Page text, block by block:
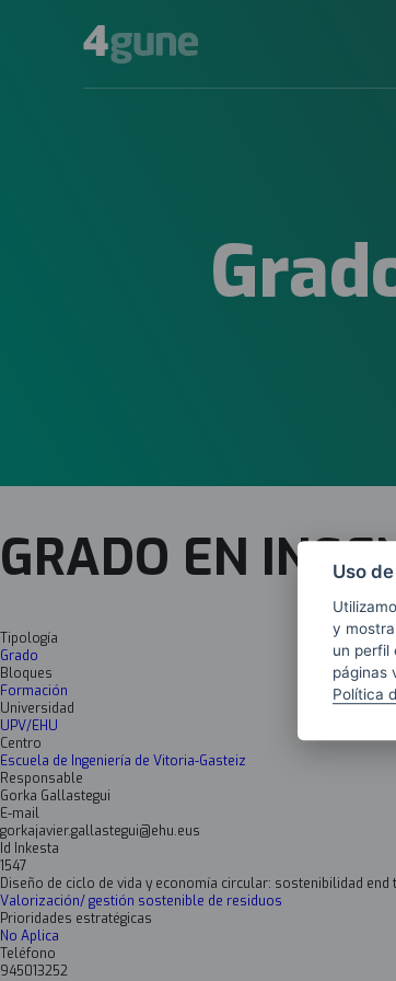
GRADO EN
Tipología
Grado
Bloques
Formación
Universidad
UPV/EHU
Centro
Escuela de Ingeniería de Vitoria-Gasteiz
Responsable
Gorka Gallastegui
E-mail
gorkajavier.gallastegui@ehu.eus
Id Inkesta
1547
Diseño de ciclo de vida y economía circular: sostenibilidad end
Valorización/ gestión sostenible de residuos
Prioridades estratégicas
No Aplica
Teléfono
945013252
Uso
y
un perfil
páginas
Política